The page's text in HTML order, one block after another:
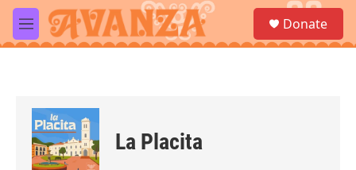
Skip to main content
M
e
a
Donate
La Placita